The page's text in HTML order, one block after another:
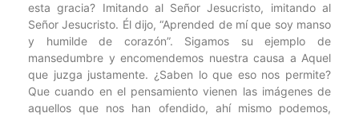
esta gracia? Imitando al Señor Jesucristo, imitando al
Señor Jesucristo. Él dijo, “Aprended de mí que soy manso
y humilde de corazón”. Sigamos su ejemplo de
mansedumbre y encomendemos nuestra causa a Aquel
que juzga justamente. ¿Saben lo que eso nos permite?
Que cuando en el pensamiento vienen las imágenes de
aquellos que nos han ofendido, ahí mismo podemos,